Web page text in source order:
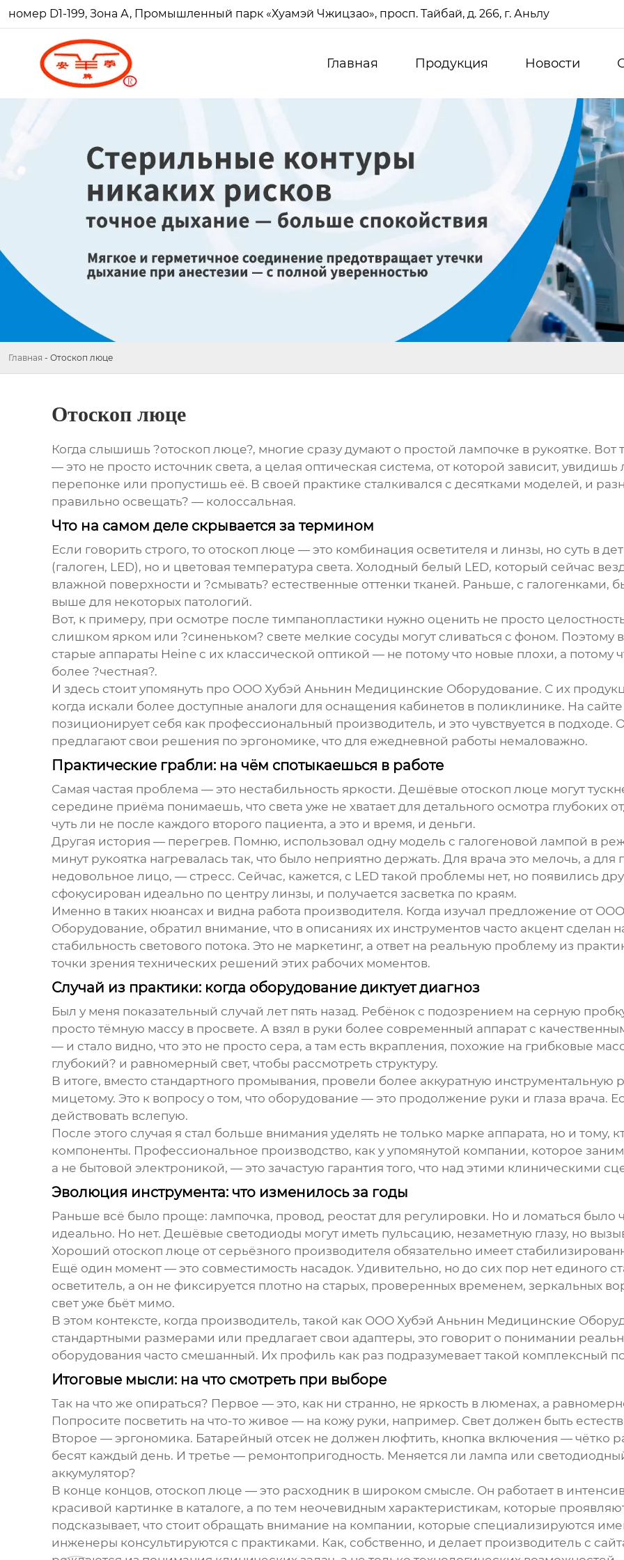
номер D1-199, Зона А, Промышленный парк «Хуамэй Чжицзао», просп. Тайбай, д. 266, г. Аньлу
Главная Продукция Новости
Главная - Отоскоп люце
Отоскоп люце
Когда слышишь ?отоскоп люце?, многие сразу думают о простой лампочке в рукоятке.
— это не просто источник света, а целая оптическая система, от которой зависит,
перепонке или пропустишь её. В своей практике сталкивался с десятками моделей, и
правильно освещать? — колоссальная.
Что на самом деле скрывается за термином
Если говорить строго, то отоскоп люце — это комбинация осветителя и линзы, но суть в
(галоген, LED), но и цветовая температура света. Холодный белый LED, который сейчас
влажной поверхности и ?смывать? естественные оттенки тканей. Раньше, с галогенками,
выше для некоторых патологий.
Вот, к примеру, при осмотре после тимпанопластики нужно оценить не просто
слишком ярком или ?синеньком? свете мелкие сосуды могут сливаться с фоном. Поэтому
старые аппараты Heine с их классической оптикой — не потому что новые плохи, а потому
более ?честная?.
И здесь стоит упомянуть про ООО Хубэй Аньнин Медицинские Оборудование. С их
когда искали более доступные аналоги для оснащения кабинетов в поликлинике. На
позиционирует себя как профессиональный производитель, и это чувствуется в подходе.
предлагают свои решения по эргономике, что для ежедневной работы немаловажно.
Практические грабли: на чём спотыкаешься в работе
Самая частая проблема — это нестабильность яркости. Дешёвые отоскоп люце могут
середине приёма понимаешь, что света уже не хватает для детального осмотра глубоких
чуть ли не после каждого второго пациента, а это и время, и деньги.
Другая история — перегрев. Помню, использовал одну модель с галогеновой лампой в
минут рукоятка нагревалась так, что было неприятно держать. Для врача это мелочь, а
недовольное лицо, — стресс. Сейчас, кажется, с LED такой проблемы нет, но появились
сфокусирован идеально по центру линзы, и получается засветка по краям.
Именно в таких нюансах и видна работа производителя. Когда изучал предложение от ООО
Оборудование, обратил внимание, что в описаниях их инструментов часто акцент
стабильность светового потока. Это не маркетинг, а ответ на реальную проблему из
точки зрения технических решений этих рабочих моментов.
Случай из практики: когда оборудование диктует диагноз
Был у меня показательный случай лет пять назад. Ребёнок с подозрением на серную
просто тёмную массу в просвете. А взял в руки более современный аппарат с
— и стало видно, что это не просто сера, а там есть вкрапления, похожие на грибковые
глубокий? и равномерный свет, чтобы рассмотреть структуру.
В итоге, вместо стандартного промывания, провели более аккуратную
мицетому. Это к вопросу о том, что оборудование — это продолжение руки и глаза врача.
действовать вслепую.
После этого случая я стал больше внимания уделять не только марке аппарата, но и тому,
компоненты. Профессиональное производство, как у упомянутой компании, которое
а не бытовой электроникой, — это зачастую гарантия того, что над этими клиническими
Эволюция инструмента: что изменилось за годы
Раньше всё было проще: лампочка, провод, реостат для регулировки. Но и ломаться было
идеально. Но нет. Дешёвые светодиоды могут иметь пульсацию, незаметную глазу, но
Хороший отоскоп люце от серьёзного производителя обязательно имеет
Ещё один момент — это совместимость насадок. Удивительно, но до сих пор нет единого
осветитель, а он не фиксируется плотно на старых, проверенных временем, зеркальных
свет уже бьёт мимо.
В этом контексте, когда производитель, такой как ООО Хубэй Аньнин Медицинские
стандартными размерами или предлагает свои адаптеры, это говорит о понимании
оборудования часто смешанный. Их профиль как раз подразумевает такой комплексный
Итоговые мысли: на что смотреть при выборе
Так на что же опираться? Первое — это, как ни странно, не яркость в люменах, а
Попросите посветить на что-то живое — на кожу руки, например. Свет должен быть
Второе — эргономика. Батарейный отсек не должен люфтить, кнопка включения — чётко
бесят каждый день. И третье — ремонтопригодность. Меняется ли лампа или
аккумулятор?
В конце концов, отоскоп люце — это расходник в широком смысле. Он работает в
красивой картинке в каталоге, а по тем неочевидным характеристикам, которые
подсказывает, что стоит обращать внимание на компании, которые специализируются
инженеры консультируются с практиками. Как, собственно, и делает производитель с